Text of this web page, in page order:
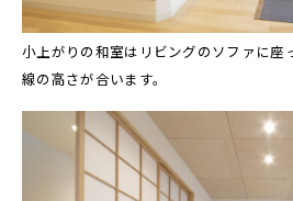
小上がりの和室はリビングのソファに座
線の高さが合います。